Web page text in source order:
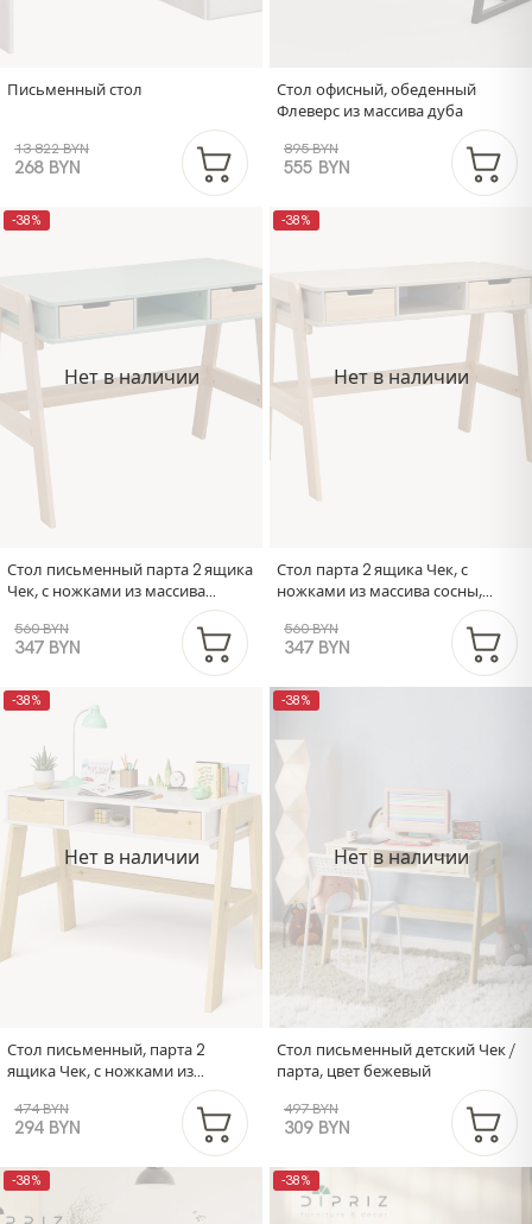
Письменный стол
13 822 BYN
268 BYN
Стол офисный, обеденный
Флеверс из массива дуба
895 BYN
555 BYN
Нет в наличии
-38%
Стол письменный парта 2 ящика
Чек, с ножками из массива
560 BYN
347 BYN
Нет в наличии
-38%
Стол парта 2 ящика Чек, с
ножками из массива сосны,
560 BYN
347 BYN
Нет в наличии
-38%
Стол письменный, парта 2
ящика Чек, с ножками из
474 BYN
294 BYN
Нет в наличии
-38%
Стол письменный детский Чек /
парта, цвет бежевый
497 BYN
309 BYN
-38% -38%